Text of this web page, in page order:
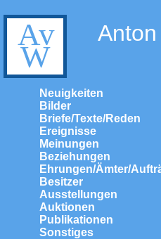
Neuigkeiten
Bilder
Briefe/Texte/Reden
Ereignisse
Meinungen
Beziehungen
Ehrungen/Ämter/
Besitzer
Ausstellungen
Auktionen
Publikationen
Sonstiges